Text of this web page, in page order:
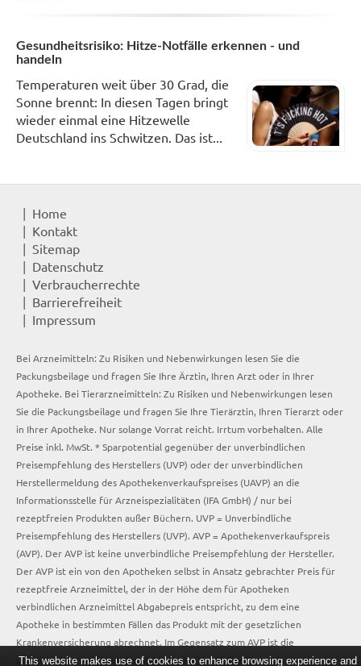
Gesundheitsrisiko: Hitze-Notfälle erkennen - und
handeln
Temperaturen weit über 30 Grad, die
Sonne brennt: In diesen Tagen bringt
wieder einmal eine Hitzewelle
Deutschland ins Schwitzen. Das ist...
Home
Kontakt
Sitemap
Datenschutz
Verbraucherrechte
Barrierefreiheit
Impressum
Bei Arzneimitteln: Zu Risiken und Nebenwirkungen lesen Sie die
Packungsbeilage und fragen Sie Ihre Ärztin, Ihren Arzt oder in Ihrer
Apotheke. Bei Tierarzneimitteln: Zu Risiken und Nebenwirkungen lesen
Sie die Packungsbeilage und fragen Sie Ihre Tierärztin, Ihren Tierarzt oder
in Ihrer Apotheke. Nur solange Vorrat reicht. Irrtum vorbehalten. Alle
Preise inkl. MwSt. * Sparpotential gegenüber der unverbindlichen
Preisempfehlung des Herstellers (UVP) oder der unverbindlichen
Herstellermeldung des Apothekenverkaufspreises (UAVP) an die
Informationsstelle für Arzneispezialitäten (IFA GmbH) / nur bei
rezeptfreien Produkten außer Büchern. UVP = Unverbindliche
Preisempfehlung des Herstellers (UVP). AVP = Apothekenverkaufspreis
(AVP). Der AVP ist keine unverbindliche Preisempfehlung der Hersteller.
Der AVP ist ein von den Apotheken selbst in Ansatz gebrachter Preis für
rezeptfreie Arzneimittel, der in der Höhe dem für Apotheken
verbindlichen Arzneimittel Abgabepreis entspricht, zu dem eine
Apotheke in bestimmten Fällen das Produkt mit der gesetzlichen
Krankenversicherung abrechnet. Im Gegensatz zum AVP ist die
gebräuchliche UVP eine Empfehlung der Hersteller.
This website makes use of cookies to enhance browsing experience and